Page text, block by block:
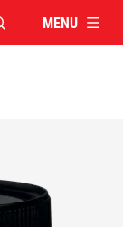
OPENEN
MENU